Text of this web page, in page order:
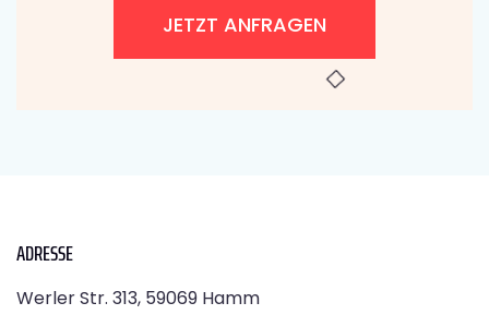
JETZT ANFRAGEN
ADRESSE
Werler Str. 313, 59069 Hamm